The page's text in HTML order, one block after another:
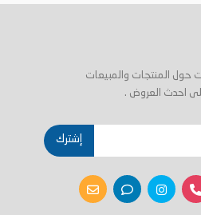
حول المنتجات والمبيعات
احدث العروض .
إشترك